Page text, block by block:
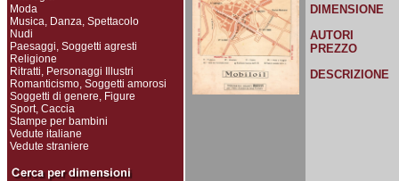
Moda
Musica, Danza, Spettacolo
Nudi
Paesaggi, Soggetti agresti
Religione
Ritratti, Personaggi Illustri
Romanticismo, Soggetti amorosi
Soggetti di genere, Figure
Sport, Caccia
Stampe per bambini
Vedute italiane
Vedute straniere
DIMENSIONE
AUTORI
PREZZO
DESCRIZIONE